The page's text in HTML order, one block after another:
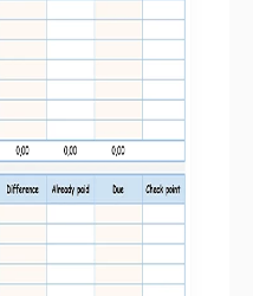
felicidade, mas também
você está disposto a
Sugerimos que você
futuras neste modelo e
dos seus sonhos.
que você aproveite esta